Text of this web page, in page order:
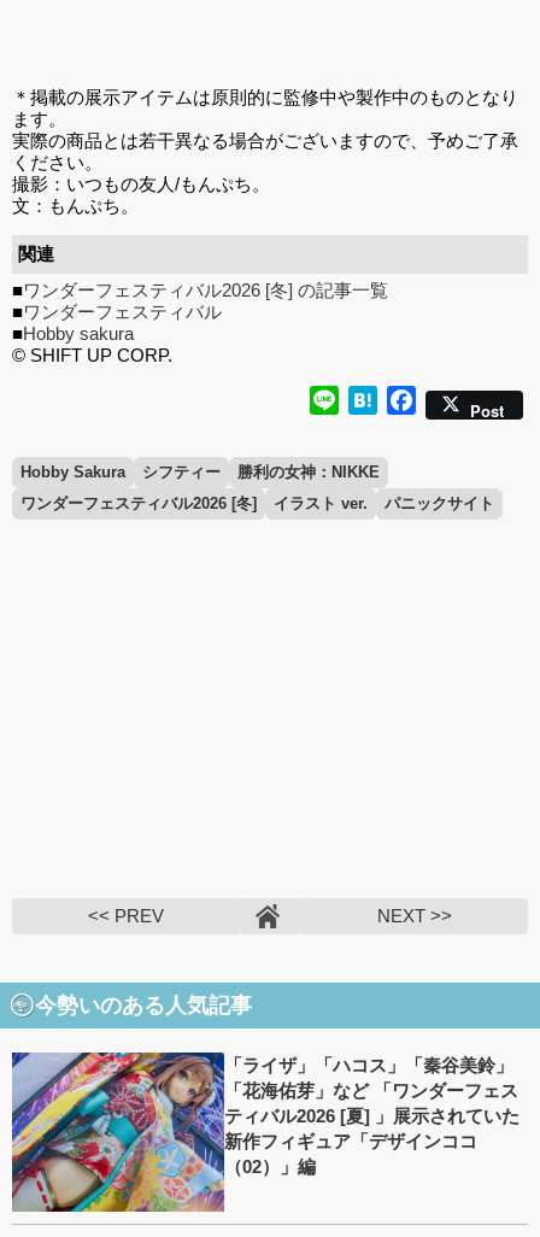
＊掲載の展示アイテムは原則的に監修中や製作中のものとなり
ます。
実際の商品とは若干異なる場合がございますので、予めご了承
ください。
撮影：いつもの友人/もんぷち。
文：もんぷち。
関連
■ワンダーフェスティバル2026 [冬] の記事一覧
■ワンダーフェスティバル
■Hobby sakura
© SHIFT UP CORP.
Line HatenaFacebook
Post
Hobby Sakura シフティー
勝利の女神：NIKKE
ワンダーフェスティバル2026 [冬]
イラスト ver. パニックサイト
<< PREV NEXT >>
今勢いのある人気記事
「ライザ」「ハコス」「秦谷美鈴」
「花海佑芽」など 「ワンダーフェス
ティバル2026 [夏] 」展示されていた
新作フィギュア「デザインココ
（02）」編